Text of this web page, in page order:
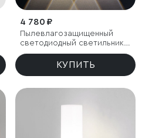
4 780 ₽
Пылевлагозащищенный
светодиодный светильник
Twinky Trio чёрный IP54
КУПИТЬ